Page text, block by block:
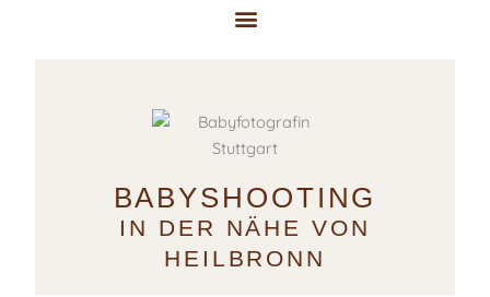
BABYSHOOTING
IN DER NÄHE VON
HEILBRONN